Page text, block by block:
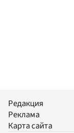
Редакция
Реклама
Карта сайта